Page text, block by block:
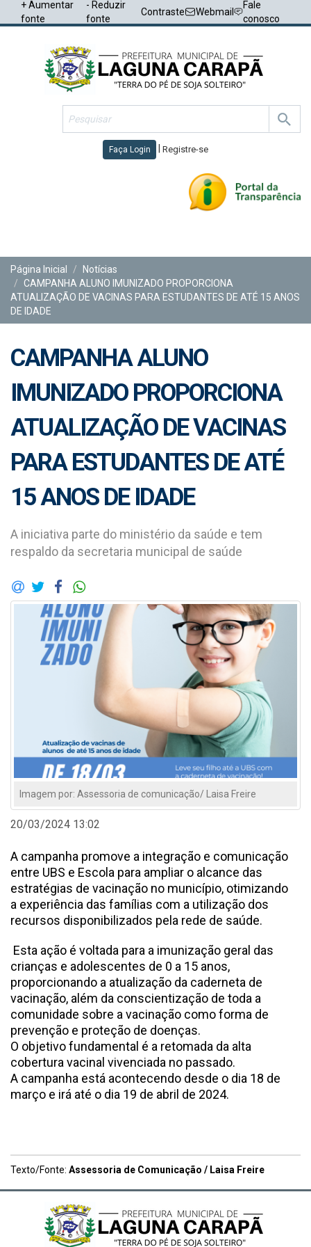
+ Aumentar
fonte
- Reduzir
fonte
Contraste Webmail
Fale
conosco
Faça Login Registre-se
Página Inicial
Notícias
CAMPANHA ALUNO IMUNIZADO PROPORCIONA
ATUALIZAÇÃO DE VACINAS PARA ESTUDANTES DE ATÉ 15 ANOS
DE IDADE
CAMPANHA ALUNO
IMUNIZADO PROPORCIONA
ATUALIZAÇÃO DE VACINAS
PARA ESTUDANTES DE ATÉ
15 ANOS DE IDADE
A iniciativa parte do ministério da saúde e tem
respaldo da secretaria municipal de saúde
Imagem por: Assessoria de comunicação/ Laisa Freire
20/03/2024 13:02
A campanha promove a integração e comunicação
entre UBS e Escola para ampliar o alcance das
estratégias de vacinação no município, otimizando
a experiência das famílias com a utilização dos
recursos disponibilizados pela rede de saúde.
Esta ação é voltada para a imunização geral das
crianças e adolescentes de 0 a 15 anos,
proporcionando a atualização da caderneta de
vacinação, além da conscientização de toda a
comunidade sobre a vacinação como forma de
prevenção e proteção de doenças.
O objetivo fundamental é a retomada da alta
cobertura vacinal vivenciada no passado.
A campanha está acontecendo desde o dia 18 de
março e irá até o dia 19 de abril de 2024.
Texto/Fonte: Assessoria de Comunicação / Laisa Freire